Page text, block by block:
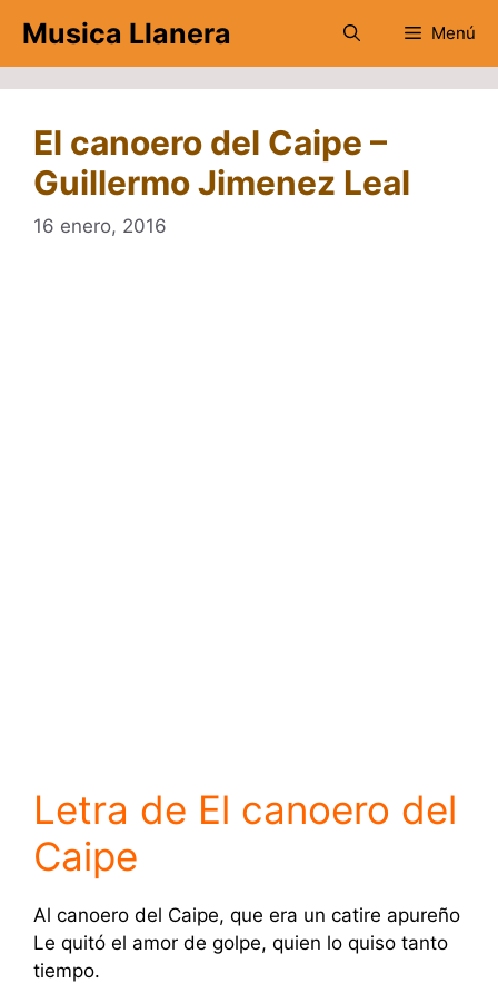
contenido
Musica Llanera Menú
El canoero del Caipe –
Guillermo Jimenez Leal
16 enero, 2016
Letra de El canoero del
Caipe
Al canoero del Caipe, que era un catire apureño
Le quitó el amor de golpe, quien lo quiso tanto
tiempo.